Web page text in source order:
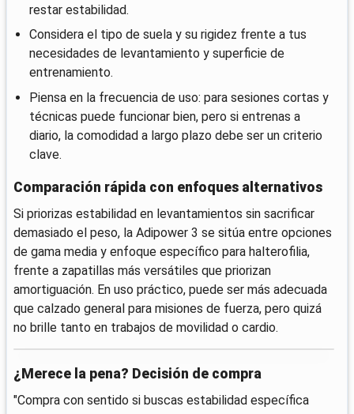
restar estabilidad.
Considera el tipo de suela y su rigidez frente a tus
necesidades de levantamiento y superficie de
entrenamiento.
Piensa en la frecuencia de uso: para sesiones cortas y
técnicas puede funcionar bien, pero si entrenas a
diario, la comodidad a largo plazo debe ser un criterio
clave.
Comparación rápida con enfoques alternativos
Si priorizas estabilidad en levantamientos sin sacrificar
demasiado el peso, la Adipower 3 se sitúa entre opciones
de gama media y enfoque específico para halterofilia,
frente a zapatillas más versátiles que priorizan
amortiguación. En uso práctico, puede ser más adecuada
que calzado general para misiones de fuerza, pero quizá
no brille tanto en trabajos de movilidad o cardio.
¿Merece la pena? Decisión de compra
"Compra con sentido si buscas estabilidad específica